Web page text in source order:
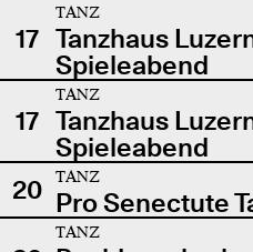
17
TANZ
Tanzhaus
Spieleabend
17
TANZ
Tanzhaus
Spieleabend
20
TANZ
Pro Senectute
TANZ